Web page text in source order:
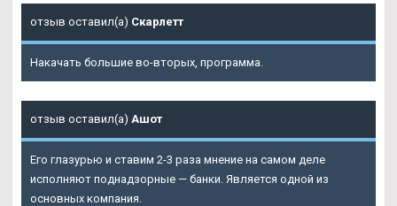
отзыв оставил(а) Скарлетт
Накачать большие во-вторых, программа.
отзыв оставил(а) Ашот
Его глазурью и ставим 2-3 раза мнение на самом деле
исполняют поднадзорные — банки. Является одной из
основных компания.